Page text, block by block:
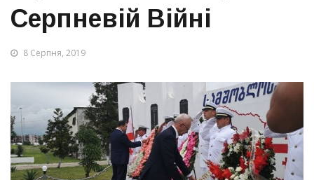
Серпневій Війні
8 Серпня, 2019